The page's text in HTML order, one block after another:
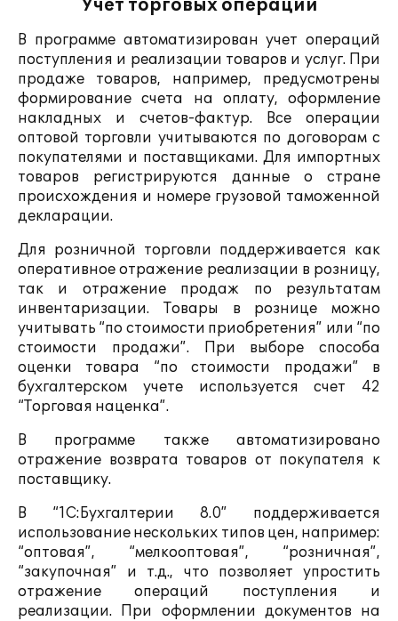
Учет торговых операций
В программе автоматизирован учет операций
поступления и реализации товаров и услуг. При
продаже товаров, например, предусмотрены
формирование счета на оплату, оформление
накладных и счетов-фактур. Все операции
оптовой торговли учитываются по договорам с
покупателями и поставщиками. Для импортных
товаров регистрируются данные о стране
происхождения и номере грузовой таможенной
декларации.
Для розничной торговли поддерживается как
оперативное отражение реализации в розницу,
так и отражение продаж по результатам
инвентаризации. Товары в рознице можно
учитывать “по стоимости приобретения” или “по
стоимости продажи”. При выборе способа
оценки товара “по стоимости продажи” в
бухгалтерском учете используется счет 42
“Торговая наценка”.
В программе также автоматизировано
отражение возврата товаров от покупателя к
поставщику.
В “1С:Бухгалтерии 8.0” поддерживается
использование нескольких типов цен, например:
“оптовая”, “мелкооптовая”, “розничная”,
“закупочная” и т.д., что позволяет упростить
отражение операций поступления и
реализации. При оформлении документов на